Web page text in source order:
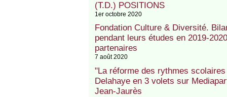
(T.D.) POSITIONS
1er octobre 2020
Fondation Culture & Diversité.
pendant leurs études en 2019-
partenaires
7 août 2020
"La réforme des rythmes
Delahaye en 3 volets sur
Jean-Jaurès